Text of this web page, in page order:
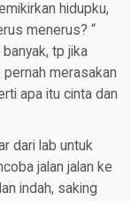
hidupku,
menerus? “
tp jika
merasakan
apa itu cinta dan
dari lab untuk
jalan jalan ke
indah, saking